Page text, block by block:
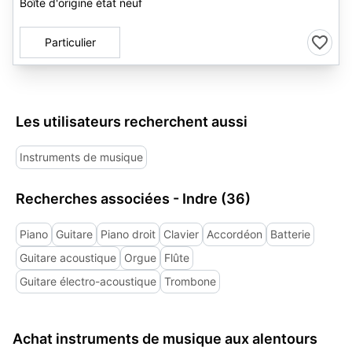
Boîte d'origine état neuf
Particulier
Les utilisateurs recherchent aussi
Instruments de musique
Recherches associées - Indre (36)
Piano Guitare Piano droit Clavier Accordéon
Batterie
Guitare acoustique
Orgue
Flûte
Guitare électro-acoustique Trombone
Achat instruments de musique aux alentours